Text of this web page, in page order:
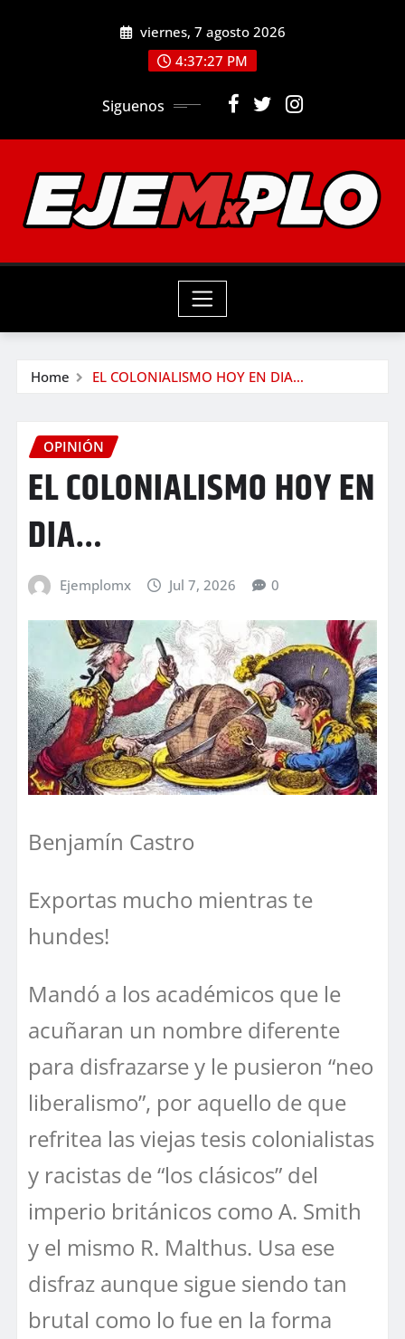
viernes, 7 agosto 2026
4:37:28 PM
Siguenos
Home EL COLONIALISMO HOY EN DIA…
OPINIÓN
EL COLONIALISMO HOY EN
DIA…
Ejemplomx Jul 7, 2026 0
Benjamín Castro
Exportas mucho mientras te
hundes!
Mandó a los académicos que le
acuñaran un nombre diferente
para disfrazarse y le pusieron “neo
liberalismo”, por aquello de que
refritea las viejas tesis colonialistas
y racistas de “los clásicos” del
imperio británicos como A. Smith
y el mismo R. Malthus. Usa ese
disfraz aunque sigue siendo tan
brutal como lo fue en la forma